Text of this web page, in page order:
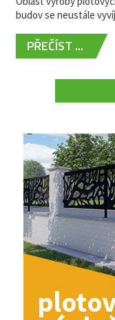
budov se neustále
PŘEČÍST ...